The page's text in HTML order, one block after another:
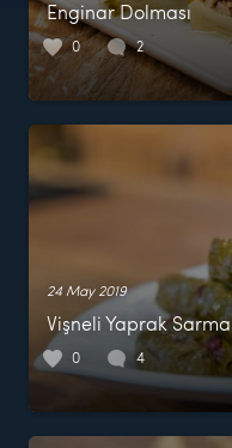
Enginar Dolması
0 2
24 May 2019
Vişneli Yaprak Sarma
0 4